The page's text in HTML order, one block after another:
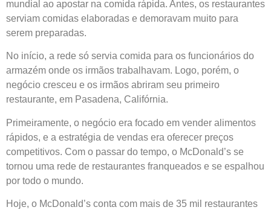
mundial ao apostar na comida rápida. Antes, os restaurantes
serviam comidas elaboradas e demoravam muito para
serem preparadas.
No início, a rede só servia comida para os funcionários do
armazém onde os irmãos trabalhavam. Logo, porém, o
negócio cresceu e os irmãos abriram seu primeiro
restaurante, em Pasadena, Califórnia.
Primeiramente, o negócio era focado em vender alimentos
rápidos, e a estratégia de vendas era oferecer preços
competitivos. Com o passar do tempo, o McDonald’s se
tornou uma rede de restaurantes franqueados e se espalhou
por todo o mundo.
Hoje, o McDonald’s conta com mais de 35 mil restaurantes